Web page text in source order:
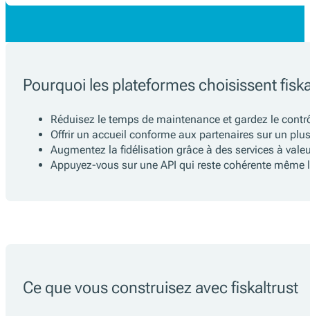
Pourquoi les plateformes choisissent
Réduisez le temps de maintenance et gardez le
Offrir un accueil conforme aux partenaires sur un
Augmentez la fidélisation grâce à des services à
Appuyez-vous sur une API qui reste cohérente
Ce que vous construisez avec fiskaltrust